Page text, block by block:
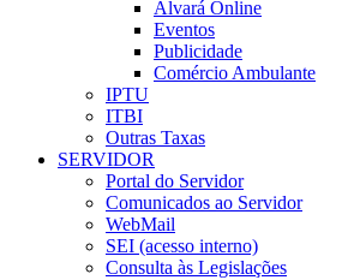
Alvará Online
Eventos
Publicidade
Comércio Ambulante
IPTU
ITBI
Outras Taxas
SERVIDOR
Portal do Servidor
Comunicados ao Servidor
WebMail
SEI (acesso interno)
Consulta às Legislações